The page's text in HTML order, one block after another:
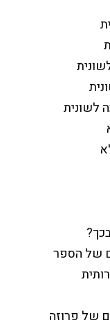
לשונית
של הספר
של פרוזה